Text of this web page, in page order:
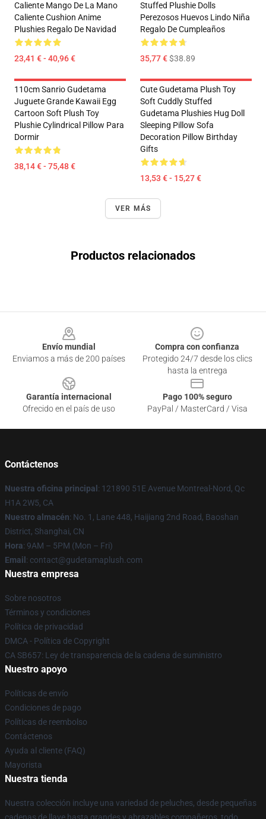
Caliente Mango De La Mano
Caliente Cushion Anime
Plushies Regalo De Navidad
23,41 € - 40,96 €
Stuffed Plushie Dolls
Perezosos Huevos Lindo Niña
Regalo De Cumpleaños
35,77 €$38.89
110cm Sanrio Gudetama
Juguete Grande Kawaii Egg
Cartoon Soft Plush Toy
Plushie Cylindrical Pillow Para
Dormir
38,14 € - 75,48 €
Cute Gudetama Plush Toy
Soft Cuddly Stuffed
Gudetama Plushies Hug Doll
Sleeping Pillow Sofa
Decoration Pillow Birthday
Gifts
13,53 € - 15,27 €
VER MÁS
Productos relacionados
Envío mundial
Enviamos a más de 200 países
Compra con confianza
Protegido 24/7 desde los clics
hasta la entrega
Garantía internacional
Ofrecido en el país de uso
Pago 100% seguro
PayPal / MasterCard / Visa
Contáctenos
Nuestra oficina principal : 121890 51E Avenue Montreal-Nord, Qc
H1A 2W5, CA
Nuestro almacén: No. 1, Lane 448, Haijiang 2nd Road, Baoshan
District, Shanghai, CN
Hora: 9AM – 5PM (Mon – Fri)
Email : contact@gudetamaplush.com
Nuestra empresa
Sobre nosotros
Términos y condiciones
Política de privacidad
DMCA - Política de Copyright
CA SB657: Ley de transparencia de la cadena de suministro
Nuestro apoyo
Políticas de envío
Condiciones de pago
Políticas de reembolso
Contáctenos
Ayuda al cliente (FAQ)
Mayorista
Nuestra tienda
Nuestra colección incluye una variedad de peluches, desde pequeñas